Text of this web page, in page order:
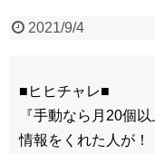
2021/9/4
■ヒヒチャレ■
『手動なら月20個
情報をくれた人が！